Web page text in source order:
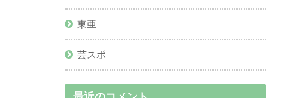
東亜
芸スポ